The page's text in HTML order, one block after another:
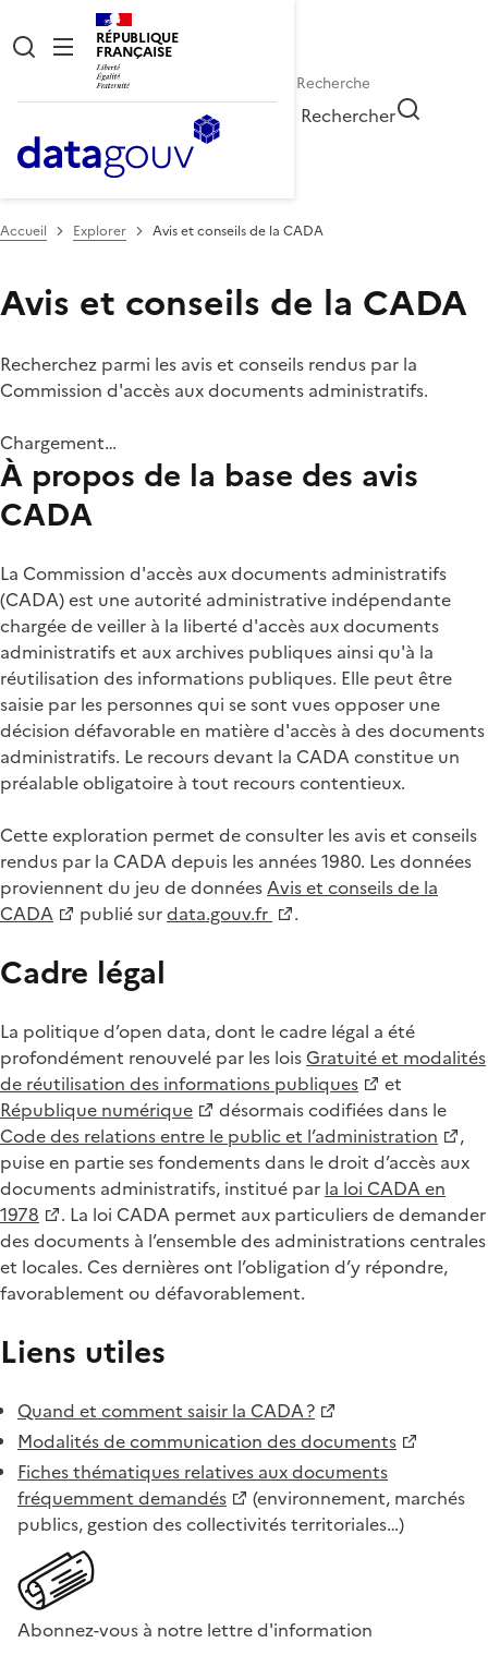
RÉPUBLIQUE
FRANÇAISE
Rechercher
Accueil Explorer Avis et conseils de la CADA
Avis et conseils de la CADA
Recherchez parmi les avis et conseils rendus par la
Commission d'accès aux documents administratifs.
Chargement…
À propos de la base des avis
CADA
La Commission d'accès aux documents administratifs
(CADA) est une autorité administrative indépendante
chargée de veiller à la liberté d'accès aux documents
administratifs et aux archives publiques ainsi qu'à la
réutilisation des informations publiques. Elle peut être
saisie par les personnes qui se sont vues opposer une
décision défavorable en matière d'accès à des documents
administratifs. Le recours devant la CADA constitue un
préalable obligatoire à tout recours contentieux.
Cette exploration permet de consulter les avis et conseils
rendus par la CADA depuis les années 1980. Les données
proviennent du jeu de donnéesAvis et conseils de la
CADA
publié surdata.gouv.fr .
Cadre légal
La politique d’open data, dont le cadre légal a été
profondément renouvelé par les loisGratuité et modalités
de réutilisation des informations publiques
et
République numérique
désormais codifiées dans le
Code des relations entre le public et l’administration
,
puise en partie ses fondements dans le droit d’accès aux
documents administratifs, institué par la loi CADA en
1978
. La loi CADA permet aux particuliers de demander
des documents à l’ensemble des administrations centrales
et locales. Ces dernières ont l’obligation d’y répondre,
favorablement ou défavorablement.
Liens utiles
Quand et comment saisir la CADA ?
Modalités de communication des documents
Fiches thématiques relatives aux documents
fréquemment demandés
(environnement, marchés
publics, gestion des collectivités territoriales…)
Abonnez-vous à notre lettre d'information